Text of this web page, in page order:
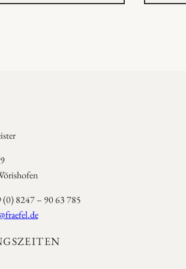
(0) 8247 – 90 63 785